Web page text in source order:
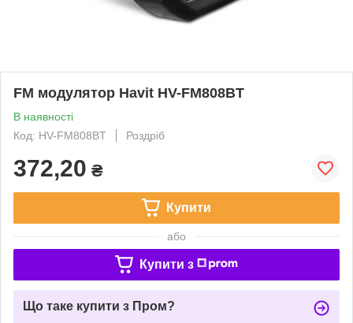
FM модулятор Havit HV-FM808BT
В наявності
Код: HV-FM808BT
Роздріб
372,20 ₴
Купити
або
Купити з
Що таке купити з Пром?